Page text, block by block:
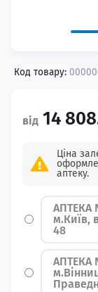
Код товару:
14
Ціна
аптеку.
АПТЕКА
м.Київ,
48
АПТЕКА